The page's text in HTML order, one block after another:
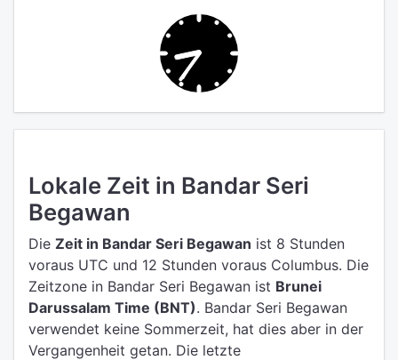
Lokale Zeit in Bandar Seri
Begawan
Die Zeit in Bandar Seri Begawan ist 8 Stunden
voraus UTC und 12 Stunden voraus Columbus. Die
Zeitzone in Bandar Seri Begawan ist Brunei
Darussalam Time (BNT). Bandar Seri Begawan
verwendet keine Sommerzeit, hat dies aber in der
Vergangenheit getan. Die letzte